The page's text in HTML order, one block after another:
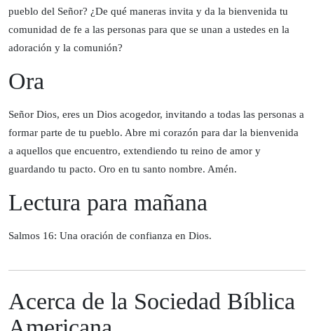
pueblo del Señor? ¿De qué maneras invita y da la bienvenida tu
comunidad de fe a las personas para que se unan a ustedes en la
adoración y la comunión?
Ora
Señor Dios, eres un Dios acogedor, invitando a todas las personas a
formar parte de tu pueblo. Abre mi corazón para dar la bienvenida
a aquellos que encuentro, extendiendo tu reino de amor y
guardando tu pacto. Oro en tu santo nombre. Amén.
Lectura para mañana
Salmos 16: Una oración de confianza en Dios.
Acerca de la Sociedad Bíblica